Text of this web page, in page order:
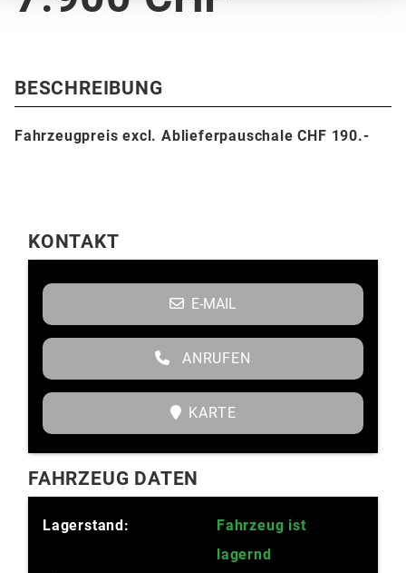
BESCHREIBUNG
Fahrzeugpreis excl. Ablieferpauschale CHF 190.-
KONTAKT
E-MAIL
ANRUFEN
KARTE
FAHRZEUG DATEN
Lagerstand:
Fahrzeug ist
lagernd